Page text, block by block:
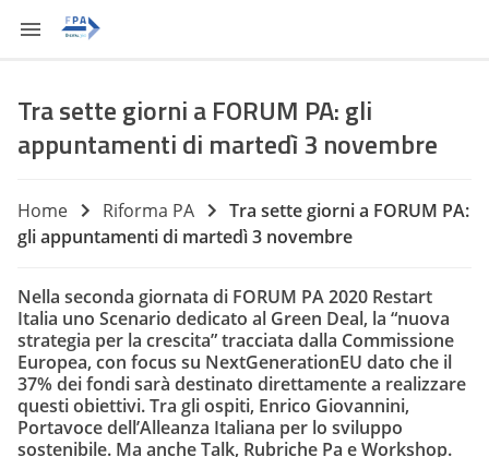
Tra sette giorni a FORUM PA: gli
appuntamenti di martedì 3 novembre
Home Riforma PA
Tra sette giorni a FORUM PA:
gli appuntamenti di martedì 3 novembre
Nella seconda giornata di FORUM PA 2020 Restart
Italia uno Scenario dedicato al Green Deal, la “nuova
strategia per la crescita” tracciata dalla Commissione
Europea, con focus su NextGenerationEU dato che il
37% dei fondi sarà destinato direttamente a realizzare
questi obiettivi. Tra gli ospiti, Enrico Giovannini,
Portavoce dell’Alleanza Italiana per lo sviluppo
sostenibile. Ma anche Talk, Rubriche Pa e Workshop.